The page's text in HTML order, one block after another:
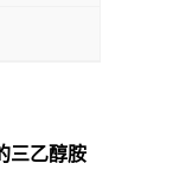
三乙醇胺